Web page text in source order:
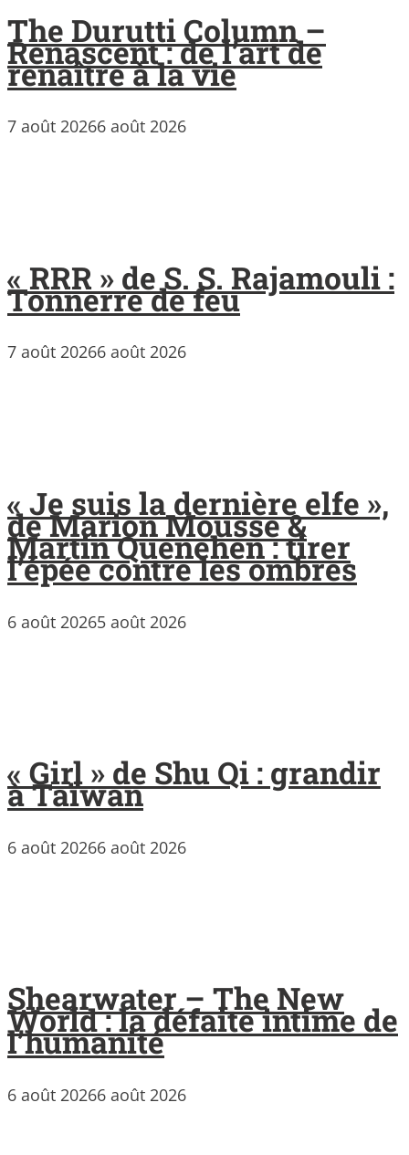
The Durutti Column –
Renascent : de l’art de
renaître à la vie
7 août 20266 août 2026
« RRR » de S. S. Rajamouli :
Tonnerre de feu
7 août 20266 août 2026
« Je suis la dernière elfe »,
de Marion Mousse &
Martin Quenehen : tirer
l’épée contre les ombres
6 août 20265 août 2026
« Girl » de Shu Qi : grandir
à Taïwan
6 août 20266 août 2026
Shearwater – The New
World : la défaite intime de
l’humanité
6 août 20266 août 2026